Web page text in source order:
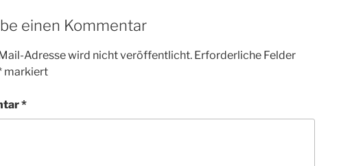
einen Kommentar
Adresse wird nicht veröffentlicht. Erforderliche Felder
markiert
*